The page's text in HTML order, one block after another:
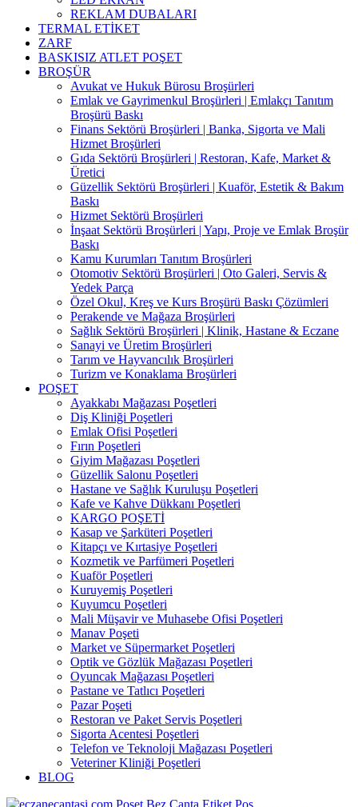
REKLAM DUBALARI
TERMAL ETİKET
ZARF
BASKISIZ ATLET POŞET
BROŞÜR
Avukat ve Hukuk Bürosu Broşürleri
Emlak ve Gayrimenkul Broşürleri | Emlakçı Tanıtım
Broşürü Baskı
Finans Sektörü Broşürleri | Banka, Sigorta ve Mali
Hizmet Broşürleri
Gıda Sektörü Broşürleri | Restoran, Kafe, Market &
Üretici
Güzellik Sektörü Broşürleri | Kuaför, Estetik & Bakım
Baskı
Hizmet Sektörü Broşürleri
İnşaat Sektörü Broşürleri | Yapı, Proje ve Emlak Broşür
Baskı
Kamu Kurumları Tanıtım Broşürleri
Otomotiv Sektörü Broşürleri | Oto Galeri, Servis &
Yedek Parça
Özel Okul, Kreş ve Kurs Broşürü Baskı Çözümleri
Perakende ve Mağaza Broşürleri
Sağlık Sektörü Broşürleri | Klinik, Hastane & Eczane
Sanayi ve Üretim Broşürleri
Tarım ve Hayvancılık Broşürleri
Turizm ve Konaklama Broşürleri
POŞET
Ayakkabı Mağazası Poşetleri
Diş Kliniği Poşetleri
Emlak Ofisi Poşetleri
Fırın Poşetleri
Giyim Mağazası Poşetleri
Güzellik Salonu Poşetleri
Hastane ve Sağlık Kuruluşu Poşetleri
Kafe ve Kahve Dükkanı Poşetleri
KARGO POŞETİ
Kasap ve Şarküteri Poşetleri
Kitapçı ve Kırtasiye Poşetleri
Kozmetik ve Parfümeri Poşetleri
Kuaför Poşetleri
Kuruyemiş Poşetleri
Kuyumcu Poşetleri
Mali Müşavir ve Muhasebe Ofisi Poşetleri
Manav Poşeti
Market ve Süpermarket Poşetleri
Optik ve Gözlük Mağazası Poşetleri
Oyuncak Mağazası Poşetleri
Pastane ve Tatlıcı Poşetleri
Pazar Poşeti
Restoran ve Paket Servis Poşetleri
Sigorta Acentesi Poşetleri
Telefon ve Teknoloji Mağazası Poşetleri
Veteriner Kliniği Poşetleri
BLOG